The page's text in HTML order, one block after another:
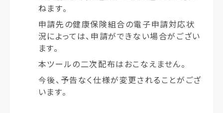
ねます。
申請先の健康保険組合の電子申請対応状
況によっては、申請ができない場合がござい
ます。
本ツールの二次配布はおこなえません。
今後、予告なく仕様が変更されることがござ
います。